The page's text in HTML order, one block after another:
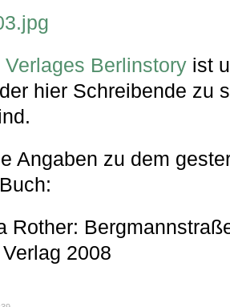
Verlages Berlinstory ist
hier Schreibende zu
Angaben zu dem
Rother:
2008